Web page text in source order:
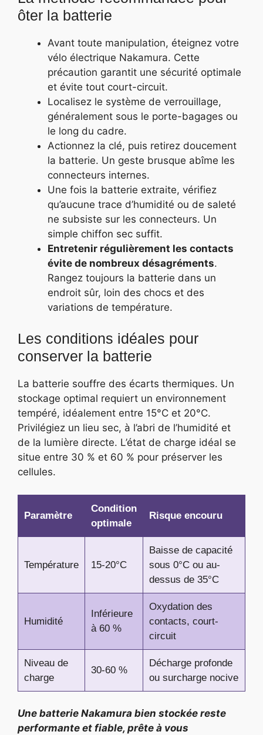
ôter la batterie
Avant toute manipulation, éteignez votre
vélo électrique Nakamura. Cette
précaution garantit une sécurité optimale
et évite tout court-circuit.
Localisez le système de verrouillage,
généralement sous le porte-bagages ou
le long du cadre.
Actionnez la clé, puis retirez doucement
la batterie. Un geste brusque abîme les
connecteurs internes.
Une fois la batterie extraite, vérifiez
qu’aucune trace d’humidité ou de saleté
ne subsiste sur les connecteurs. Un
simple chiffon sec suffit.
Entretenir régulièrement les contacts
évite de nombreux désagréments.
Rangez toujours la batterie dans un
endroit sûr, loin des chocs et des
variations de température.
Les conditions idéales pour
conserver la batterie
La batterie souffre des écarts thermiques. Un
stockage optimal requiert un environnement
tempéré, idéalement entre 15°C et 20°C.
Privilégiez un lieu sec, à l’abri de l’humidité et
de la lumière directe. L’état de charge idéal se
situe entre 30 % et 60 % pour préserver les
cellules.
Paramètre
Condition
optimale
Risque encouru
Température 15-20°C
Baisse de capacité
sous 0°C ou au-
dessus de 35°C
Humidité
Inférieure
à 60 %
Oxydation des
contacts, court-
circuit
Niveau de
charge
30-60 %
Décharge profonde
ou surcharge nocive
Une batterie Nakamura bien stockée reste
performante et fiable, prête à vous